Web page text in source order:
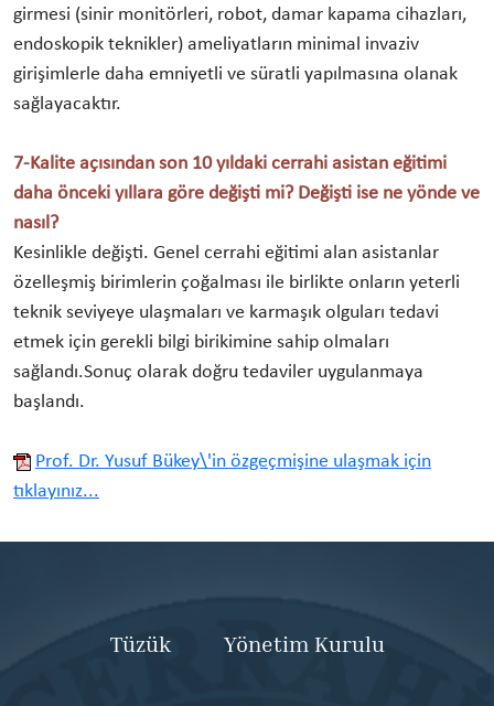
girmesi (sinir monitörleri, robot, damar kapama cihazları,
endoskopik teknikler) ameliyatların minimal invaziv
girişimlerle daha emniyetli ve süratli yapılmasına olanak
sağlayacaktır.
7-Kalite açısından son 10 yıldaki cerrahi asistan eğitimi
daha önceki yıllara göre değişti mi? Değişti ise ne yönde ve
nasıl?
Kesinlikle değişti. Genel cerrahi eğitimi alan asistanlar
özelleşmiş birimlerin çoğalması ile birlikte onların yeterli
teknik seviyeye ulaşmaları ve karmaşık olguları tedavi
etmek için gerekli bilgi birikimine sahip olmaları
sağlandı.Sonuç olarak doğru tedaviler uygulanmaya
başlandı.
Prof. Dr. Yusuf Bükey\'in özgeçmişine ulaşmak için
tıklayınız...
Tüzük Yönetim Kurulu